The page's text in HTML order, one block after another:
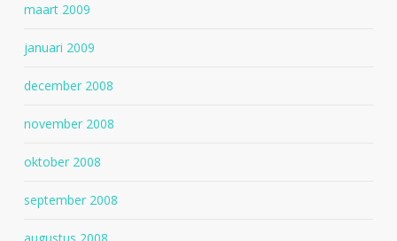
maart 2009
januari 2009
december 2008
november 2008
oktober 2008
september 2008